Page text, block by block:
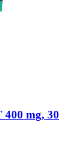
mg, 30